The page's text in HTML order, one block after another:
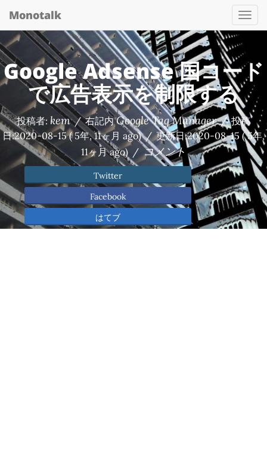
Monotalk
Google Adsense 国コード
で広告表示を制限する
投稿者: kem / 右記内Google Tag Manager / 投稿
日:2020-08-15( 5年, 11ヶ月 ago) / 更新日:2020-08-15 ( 5年,
11ヶ月 ago) / コメント
Twitter
Facebook
はてブ